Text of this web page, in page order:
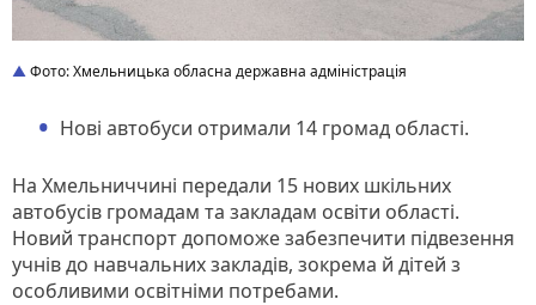
Фото: Хмельницька обласна державна адміністрація
Нові автобуси отримали 14 громад області.
На Хмельниччині передали 15 нових шкільних
автобусів громадам та закладам освіти області.
Новий транспорт допоможе забезпечити підвезення
учнів до навчальних закладів, зокрема й дітей з
особливими освітніми потребами.